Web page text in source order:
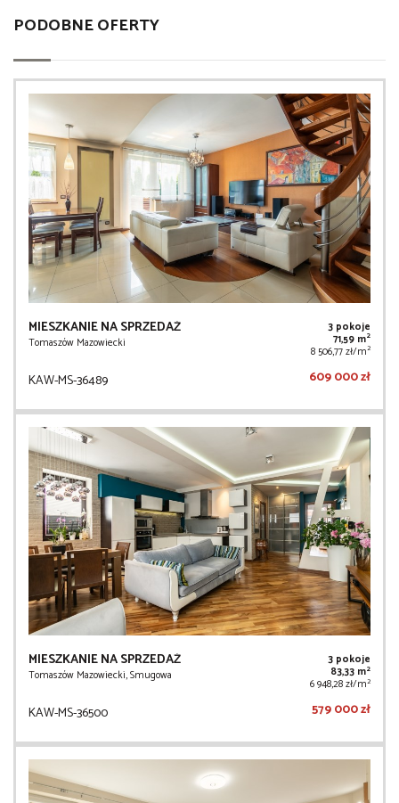
PODOBNE OFERTY
MIESZKANIE NA SPRZEDAŻ
Tomaszów Mazowiecki
3 pokoje
71,59 m2
8 506,77 zł/m2
KAW-MS-36489 609 000 zł
MIESZKANIE NA SPRZEDAŻ
Tomaszów Mazowiecki, Smugowa
3 pokoje
83,33 m2
6 948,28 zł/m2
KAW-MS-36500 579 000 zł